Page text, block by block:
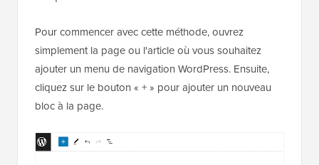
Pour commencer avec cette méthode, ouvrez
simplement la page ou l'article où vous souhaitez
ajouter un menu de navigation WordPress. Ensuite,
cliquez sur le bouton « + » pour ajouter un nouveau
bloc à la page.